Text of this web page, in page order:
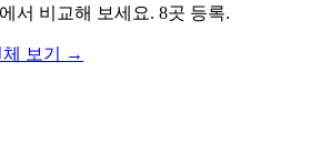
서 비교해 보세요. 8곳 등록.
보기
→